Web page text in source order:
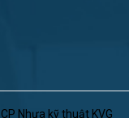
Nhựa kỹ thuật KVG